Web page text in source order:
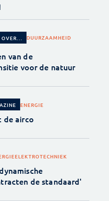
DUURZAAMHEID
van de
voor de natuur
ENERGIE
de airco
ELEKTROTECHNIEK
de standaard'